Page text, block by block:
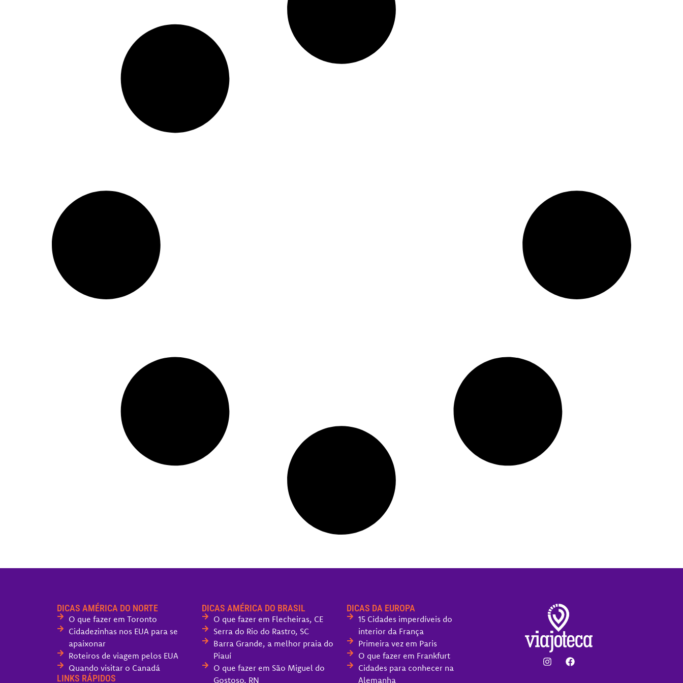
DICAS AMÉRICA DO NORTE
O que fazer em Toronto
Cidadezinhas nos EUA para se
apaixonar
Roteiros de viagem pelos EUA
Quando visitar o Canadá
LINKS RÁPIDOS
DICAS AMÉRICA DO BRASIL
O que fazer em Flecheiras, CE
Serra do Rio do Rastro, SC
Barra Grande, a melhor praia do
Piauí
O que fazer em São Miguel do
Gostoso, RN
DICAS DA EUROPA
15 Cidades imperdíveis do
interior da França
Primeira vez em Paris
O que fazer em Frankfurt
Cidades para conhecer na
Alemanha